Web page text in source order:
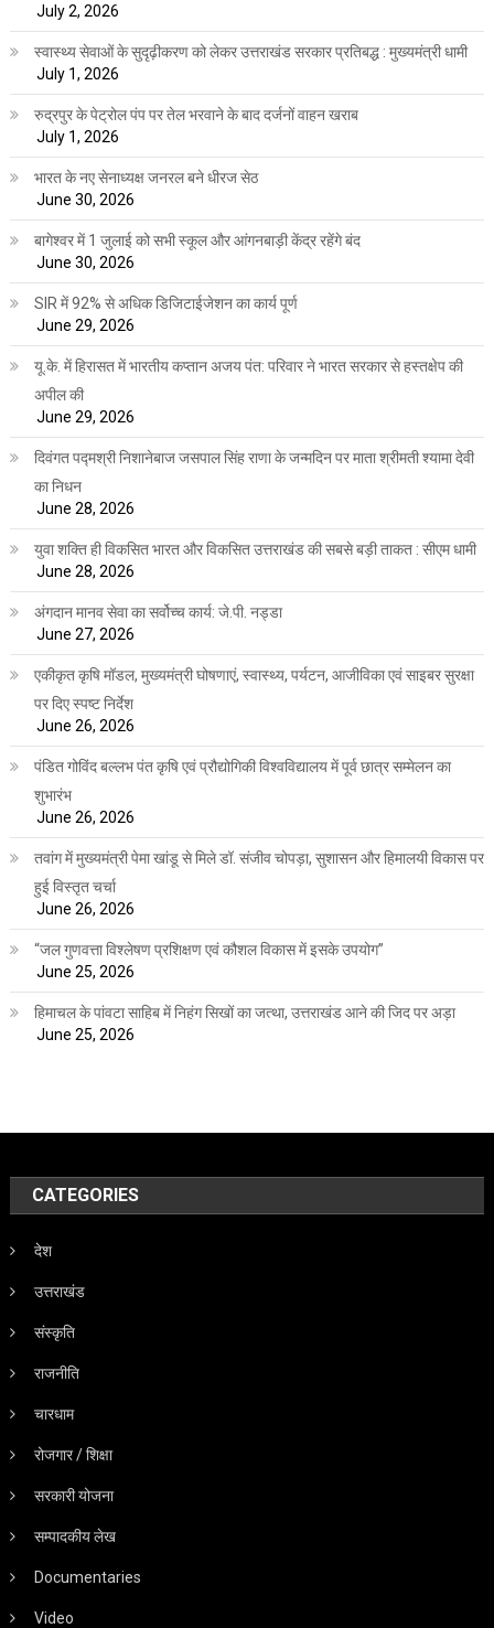
July 2, 2026
स्वास्थ्य सेवाओं के सुदृढ़ीकरण को लेकर उत्तराखंड सरकार प्रतिबद्ध : मुख्यमंत्री धामी
July 1, 2026
रुद्रपुर के पेट्रोल पंप पर तेल भरवाने के बाद दर्जनों वाहन खराब
July 1, 2026
भारत के नए सेनाध्यक्ष जनरल बने धीरज सेठ
June 30, 2026
बागेश्वर में 1 जुलाई को सभी स्कूल और आंगनबाड़ी केंद्र रहेंगे बंद
June 30, 2026
SIR में 92% से अधिक डिजिटाईजेशन का कार्य पूर्ण
June 29, 2026
यू.के. में हिरासत में भारतीय कप्तान अजय पंत: परिवार ने भारत सरकार से हस्तक्षेप की
अपील की
June 29, 2026
दिवंगत पद्मश्री निशानेबाज जसपाल सिंह राणा के जन्मदिन पर माता श्रीमती श्यामा देवी
का निधन
June 28, 2026
युवा शक्ति ही विकसित भारत और विकसित उत्तराखंड की सबसे बड़ी ताकत : सीएम धामी
June 28, 2026
अंगदान मानव सेवा का सर्वोच्च कार्य: जे.पी. नड्डा
June 27, 2026
एकीकृत कृषि मॉडल, मुख्यमंत्री घोषणाएं, स्वास्थ्य, पर्यटन, आजीविका एवं साइबर सुरक्षा
पर दिए स्पष्ट निर्देश
June 26, 2026
पंडित गोविंद बल्लभ पंत कृषि एवं प्रौद्योगिकी विश्वविद्यालय में पूर्व छात्र सम्मेलन का
शुभारंभ
June 26, 2026
तवांग में मुख्यमंत्री पेमा खांडू से मिले डॉ. संजीव चोपड़ा, सुशासन और हिमालयी विकास पर
हुई विस्तृत चर्चा
June 26, 2026
“जल गुणवत्ता विश्लेषण प्रशिक्षण एवं कौशल विकास में इसके उपयोग”
June 25, 2026
हिमाचल के पांवटा साहिब में निहंग सिखों का जत्था, उत्तराखंड आने की जिद पर अड़ा
June 25, 2026
CATEGORIES
देश
उत्तराखंड
संस्कृति
राजनीति
चारधाम
रोजगार / शिक्षा
सरकारी योजना
सम्पादकीय लेख
Documentaries
Video